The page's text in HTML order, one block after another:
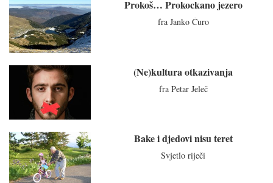
Prokoš… Prokockano jezero
fra Janko Ćuro
(Ne)kultura otkazivanja
fra Petar Jeleč
Bake i djedovi nisu teret
Svjetlo riječi